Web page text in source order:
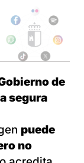
de
segura
puede
no